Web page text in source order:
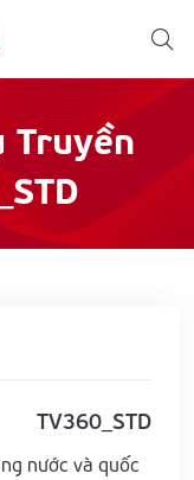
Truyền
TV360_STD
nước và quốc